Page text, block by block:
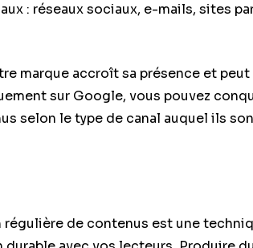
: réseaux sociaux, e-mails, sites
marque accroît sa présence et
sur Google, vous pouvez
selon le type de canal auquel ils
de contenus est une